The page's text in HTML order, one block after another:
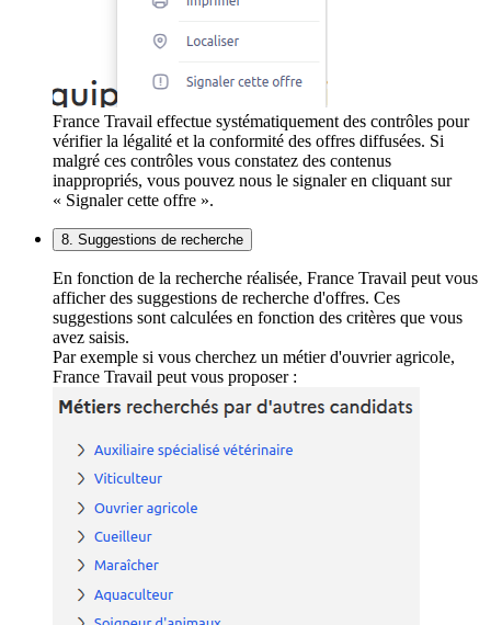
France Travail effectue systématiquement des contrôles pour
vérifier la légalité et la conformité des offres diffusées. Si
malgré ces contrôles vous constatez des contenus
inappropriés, vous pouvez nous le signaler en cliquant sur
« Signaler cette offre ».
8. Suggestions de recherche
En fonction de la recherche réalisée, France Travail peut vous
afficher des suggestions de recherche d'offres. Ces
suggestions sont calculées en fonction des critères que vous
avez saisis.
Par exemple si vous cherchez un métier d'ouvrier agricole,
France Travail peut vous proposer :